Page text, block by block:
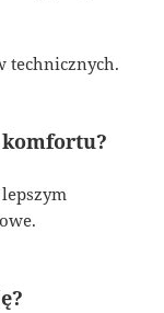
technicznych.